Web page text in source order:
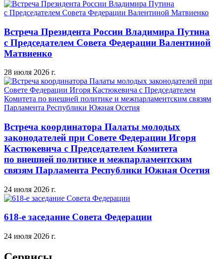
Встреча Президента России Владимира Путина
с Председателем Совета Федерации Валентиной
Матвиенко
28 июля 2026 г.
Встреча координатора Палаты молодых
законодателей при Совете Федерации Игоря
Кастюкевича с Председателем Комитета
по внешней политике и межпарламентским
связям Парламента Республики Южная Осетия
24 июля 2026 г.
618-е заседание Совета Федерации
24 июля 2026 г.